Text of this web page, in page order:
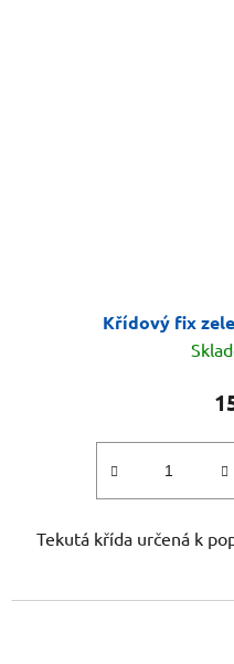
Křídový fix
Tekutá křída určená k